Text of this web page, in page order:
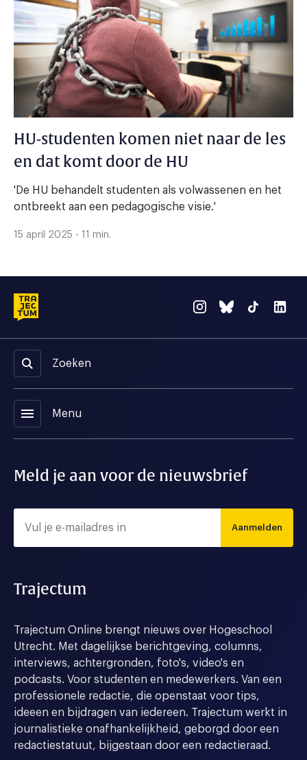
HU-studenten komen niet naar de les
en dat komt door de HU
'De HU behandelt studenten als volwassenen en het
ontbreekt aan een pedagogische visie.'
15 april 2025 - 11 min.
Zoeken
menu Menu
Meld je aan voor de nieuwsbrief
Aanmelden
Trajectum
Trajectum Online brengt nieuws over Hogeschool
Utrecht. Met dagelijkse berichtgeving, columns,
interviews, achtergronden, foto's, video's en
podcasts. Voor studenten en medewerkers. Van een
professionele redactie, die openstaat voor tips,
ideeen en bijdragen van iedereen. Trajectum werkt in
journalistieke onafhankelijkheid, geborgd door een
redactiestatuut, bijgestaan door een redactieraad.